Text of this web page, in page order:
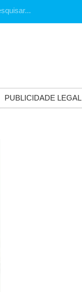
PUBLICIDADE LEGAL